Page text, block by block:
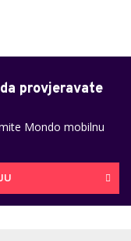
provjeravate
Mondo mobilnu